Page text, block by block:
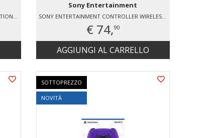
SONY ENTERTAINMENT BUNDLE PLAYSTATION®5 EDIZIONE DIGITALE 825 GB- DUE CONTROLLER WIRELESS DUALSENSE®
Sony Entertainment
SONY ENTERTAINMENT CONTROLLER WIRELESS DUALSENSE® – STARLIGHT BLUE - PER PS5, PC, MAC E DISPOSITIVI MOBILI
€ 74,90
AGGIUNGI AL CARRELLO
SOTTOPREZZO
NOVITÀ